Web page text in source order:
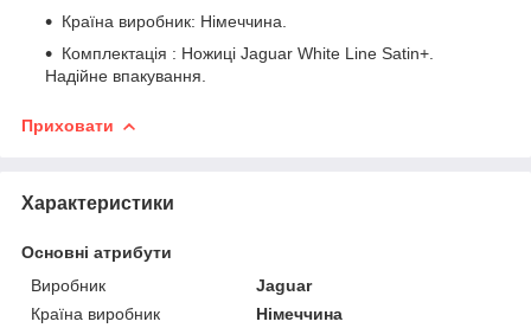
Країна виробник: Німеччина.
Комплектація : Ножиці Jaguar White Line Satin+.
Надійне впакування.
Приховати
Характеристики
Основні атрибути
Виробник
Jaguar
Країна виробник
Німеччина